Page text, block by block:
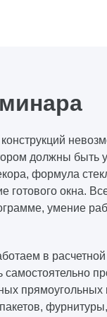
должны быть
формула
окна.
умение
в